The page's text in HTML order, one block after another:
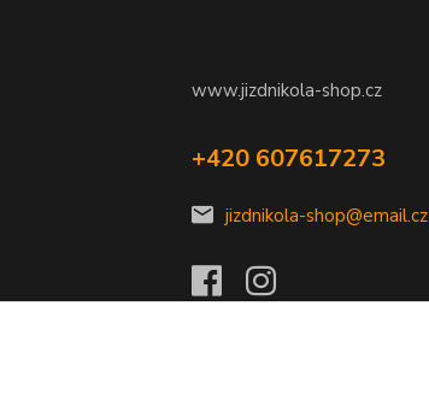
www.jizdnikola-shop.cz
+420 607617273
jizdnikola-shop@email.cz